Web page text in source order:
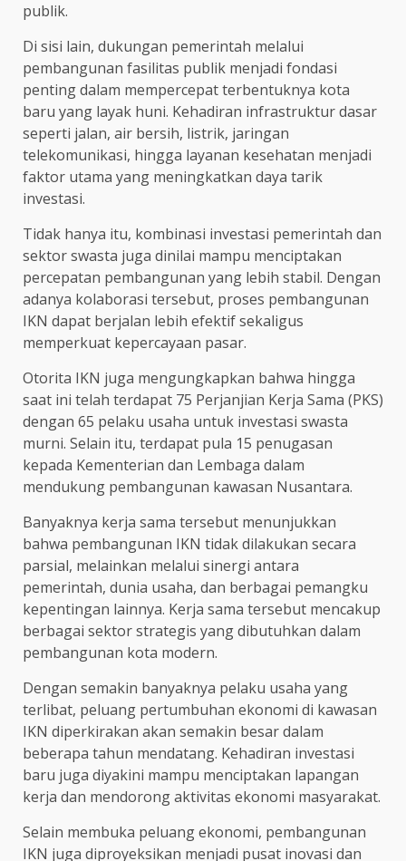
publik.
Di sisi lain, dukungan pemerintah melalui
pembangunan fasilitas publik menjadi fondasi
penting dalam mempercepat terbentuknya kota
baru yang layak huni. Kehadiran infrastruktur dasar
seperti jalan, air bersih, listrik, jaringan
telekomunikasi, hingga layanan kesehatan menjadi
faktor utama yang meningkatkan daya tarik
investasi.
Tidak hanya itu, kombinasi investasi pemerintah dan
sektor swasta juga dinilai mampu menciptakan
percepatan pembangunan yang lebih stabil. Dengan
adanya kolaborasi tersebut, proses pembangunan
IKN dapat berjalan lebih efektif sekaligus
memperkuat kepercayaan pasar.
Otorita IKN juga mengungkapkan bahwa hingga
saat ini telah terdapat 75 Perjanjian Kerja Sama (PKS)
dengan 65 pelaku usaha untuk investasi swasta
murni. Selain itu, terdapat pula 15 penugasan
kepada Kementerian dan Lembaga dalam
mendukung pembangunan kawasan Nusantara.
Banyaknya kerja sama tersebut menunjukkan
bahwa pembangunan IKN tidak dilakukan secara
parsial, melainkan melalui sinergi antara
pemerintah, dunia usaha, dan berbagai pemangku
kepentingan lainnya. Kerja sama tersebut mencakup
berbagai sektor strategis yang dibutuhkan dalam
pembangunan kota modern.
Dengan semakin banyaknya pelaku usaha yang
terlibat, peluang pertumbuhan ekonomi di kawasan
IKN diperkirakan akan semakin besar dalam
beberapa tahun mendatang. Kehadiran investasi
baru juga diyakini mampu menciptakan lapangan
kerja dan mendorong aktivitas ekonomi masyarakat.
Selain membuka peluang ekonomi, pembangunan
IKN juga diproyeksikan menjadi pusat inovasi dan